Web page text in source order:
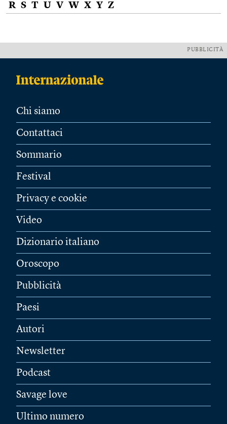
R S T U V W X Y Z
PUBBLICITÀ
Chi siamo
Contattaci
Sommario
Festival
Privacy e cookie
Video
Dizionario italiano
Oroscopo
Pubblicità
Paesi
Autori
Newsletter
Podcast
Savage love
Ultimo numero